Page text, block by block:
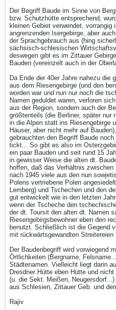
Der Begriff Baude im Sinne von
bzw. Schutzhütte entsprechend,
kleinen Gebiet verwendet, vorrangig
angrenzenden Isergebirge, aber
der Sprachgebrauch aus (hing
sächsisch-schlesischen
deswegen gibt es im Zittauer
Bauden (vereinzelt auch in der
Da Ende der 40er Jahre nahezu die
aus dem Riesengebirge (und den
worden war und nun nur noch die
Namen geduldet waren, verloren
aus der Region, sondern auch der
größtenteils (die Berliner, später nur
in die Alpen statt ins Riesengebirge
Häuser, aber nicht mehr auf
gebrauchten den Begriff Baude
tickt... So gibt es also im
ein paar Bauden und seit rund 15
in gewisser Weise die alten dt.
hoffen, daß das Verhältnis
nach 1945 viele aus den nun
Polens vertriebene Polen
Lemberg) und Tschechen und den
gut entwickelt wie in den letzten
wenn der Tscheche den
der dt. Toursit den alten dt. Namen
Riesengebirgsbewohner eben den
benutzt. Schließlich ist die Gegend
mit rückwärtsgewandten Streitereien
Der Baudenbegriff wird vorwiegend
Örtlichkeiten (Bergname,
Städtenamen. Vielleicht liegt darin
Dresdner Hütte eben Hütte und
(u. die Sekt. Meißen,
aus Schlesien, Zittauer Geb. und
Rajiv